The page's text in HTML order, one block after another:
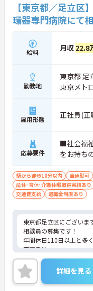
【東京都／足立区
環器専門病院に
給料 月収 22.8
勤務地
東京都 足
東京メト
雇用形態 正社員(正
応募要件
■社会福
をお持ち
駅から徒歩10分以内 車通勤可
産休･育休･介護休暇取得実績あり
交通費支給
退職金制度あり
東京都足立区にございま
相談員の募集です！
年間休日110日以上と多
実可能◎
日勤帯のお仕事で、残業
バランスを重視されてい
♪
詳細を見る